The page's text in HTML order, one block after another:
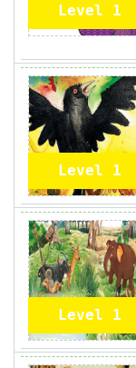
Level 1
Level 1
Level 1